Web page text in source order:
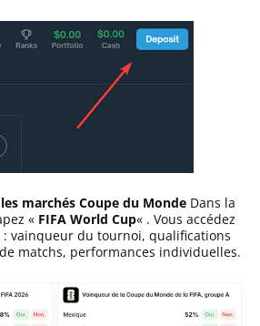
marchés Coupe du Monde Dans la
« FIFA World Cup« . Vous accédez
: vainqueur du tournoi, qualifications
matchs, performances individuelles.